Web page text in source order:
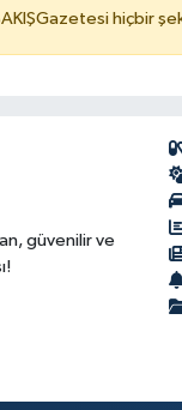
hiçbir
güvenilir ve